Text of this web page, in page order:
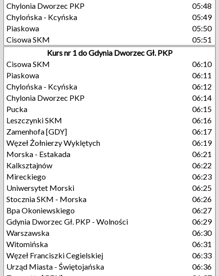
Chylonia Dworzec PKP
05:48
Chylońska - Kcyńska
05:49
Piaskowa
05:50
Cisowa SKM
05:51
Kurs nr 1 do Gdynia Dworzec Gł. PKP
Cisowa SKM
06:10
Piaskowa
06:11
Chylońska - Kcyńska
06:12
Chylonia Dworzec PKP
06:14
Pucka
06:15
Leszczynki SKM
06:16
Zamenhofa [GDY]
06:17
Węzeł Żołnierzy Wyklętych
06:19
Morska - Estakada
06:21
Kalksztajnów
06:22
Mireckiego
06:23
Uniwersytet Morski
06:25
Stocznia SKM - Morska
06:26
Bpa Okoniewskiego
06:27
Gdynia Dworzec Gł. PKP - Wolności
06:29
Warszawska
06:30
Witomińska
06:31
Węzeł Franciszki Cegielskiej
06:33
Urząd Miasta - Świętojańska
06:36